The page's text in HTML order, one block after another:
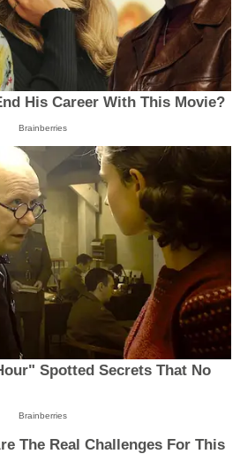
His Career With This Movie?
Brainberries
Spotted Secrets That No
Brainberries
The Real Challenges For This